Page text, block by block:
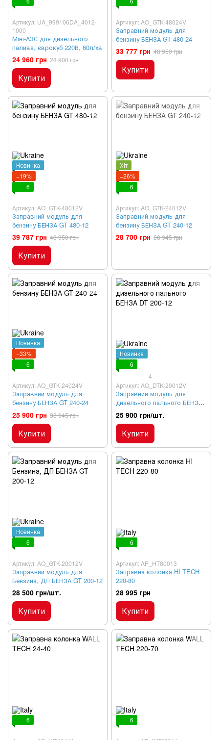
Артикул: UA_999106DA_4012-
1000
Міні-АЗС для дизельного
палива, єврокуб 220В, 60л/хв
24 960 грн 28 900 грн
Купити
Артикул: AO_GTK-48024V
Заправний модуль для
бензину БЕНЗА GT 480-24
33 777 грн 48 950 грн
Купити
Новинка
−19%
6
Артикул: AO_GTK-48012V
Заправний модуль для
бензину БЕНЗА GT 480-12
39 787 грн 48 950 грн
Купити
Хіт
−26%
6
Артикул: AO_GTK-24012V
Заправний модуль для
бензину БЕНЗА GT 240-12
28 700 грн 38 945 грн
Новинка
−33%
6
Артикул: AO_GTK-24024V
Заправний модуль для
бензину БЕНЗА GT 240-24
25 900 грн 38 945 грн
Купити
Новинка
6
4
Артикул: AO_DTK-20012V
Заправний модуль для
дизельного пального БЕНЗА
DT 200-12
25 900 грн/шт.
Купити
Новинка
6
Артикул: AO_GTK-20012V
Заправний модуль для
Бензина, ДП БЕНЗА GT 200-12
28 500 грн/шт.
Купити
6
Артикул: AP_HT80013
Заправна колонка HI TECH
220-80
28 995 грн
Купити
6 6